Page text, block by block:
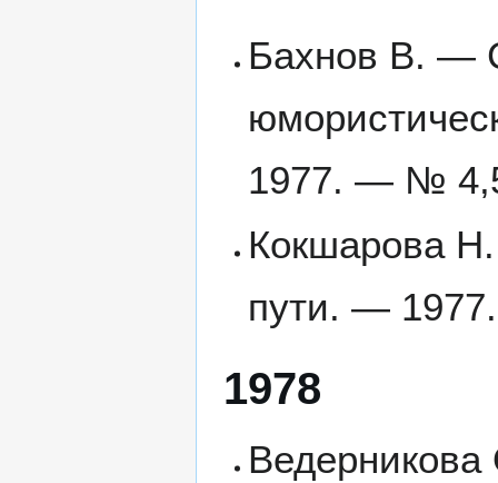
Бахнов В. —
1977. — №
Кокшарова
пути. —
1978